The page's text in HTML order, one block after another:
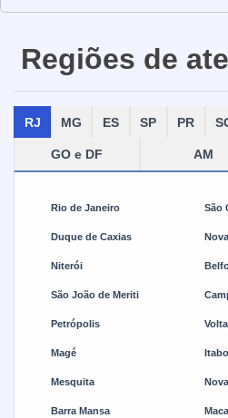
Alicate Decapador é feito de
ergonômica para maior
possui lâminas afiadas e
trabalhos de manutenção
equipamentos elétricos,
materiais. Ele é fácil de
ferramenta versátil e de alta
Alicate Decapador é a
durável e oferece excelente
Regiões de
RJ MG ES SP PR
GO e DF AM
Rio de Janeiro São
Duque de Caxias
Niterói
São João de Meriti
Petrópolis
Magé
Mesquita
Barra Mansa